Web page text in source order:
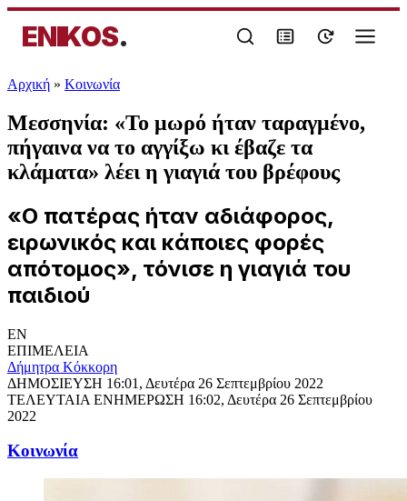
ENIKOS.
Αρχική » Κοινωνία
Μεσσηνία: «Το μωρό ήταν ταραγμένο,
πήγαινα να το αγγίξω κι έβαζε τα
κλάματα» λέει η γιαγιά του βρέφους
«Ο πατέρας ήταν αδιάφορος,
ειρωνικός και κάποιες φορές
απότομος», τόνισε η γιαγιά του
παιδιού
EN
ΕΠΙΜΕΛΕΙΑ
Δήμητρα Κόκκορη
ΔΗΜΟΣΙΕΥΣΗ 16:01, Δευτέρα 26 Σεπτεμβρίου 2022
ΤΕΛΕΥΤΑΙΑ ΕΝΗΜΕΡΩΣΗ 16:02, Δευτέρα 26 Σεπτεμβρίου
2022
Κοινωνία